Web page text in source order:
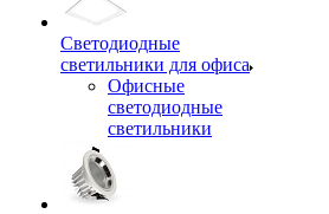
Светодиодные
светильники для офиса
Офисные
светодиодные
светильники